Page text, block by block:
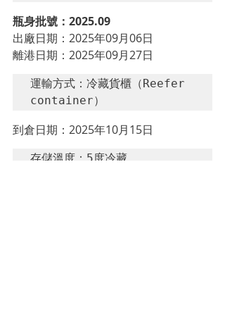
瓶身批號：2025.09
出廠日期：2025年09月06日
離港日期：2025年09月27日
運輸方式：冷藏貨櫃（Reefer
container）
到倉日期：2025年10月15日
存儲溫度：5度冷藏